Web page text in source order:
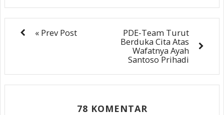
« Prev Post PDE-Team Turut
Berduka Cita Atas
Wafatnya Ayah
Santoso Prihadi
78 KOMENTAR